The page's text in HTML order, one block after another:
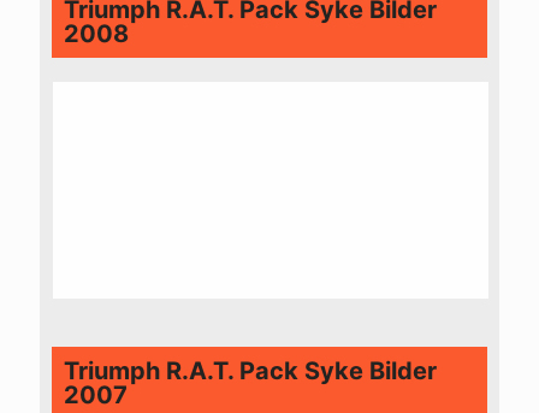
Triumph R.A.T. Pack Syke Bilder
2008
Triumph R.A.T. Pack Syke Bilder
2007